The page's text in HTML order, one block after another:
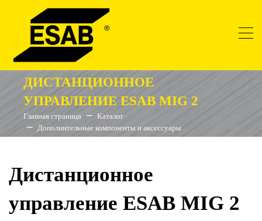
ДИСТАНЦИОННОЕ
УПРАВЛЕНИЕ ESAB MIG 2
Главная страница
Каталог
Дополнительные компоненты и аксессуары
Дистанционное
управление ESAB MIG 2